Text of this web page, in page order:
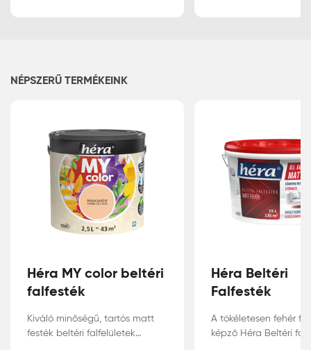
NÉPSZERŰ TERMÉKEINK
Héra MY color beltéri
falfesték
Kiváló minőségű, tartós matt
festék beltéri falfelületek
Héra Beltéri
Falfesték
A tökéletesen fehér
képző Héra Beltéri